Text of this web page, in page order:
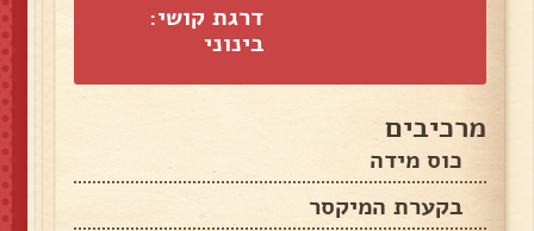
דרגת קושי:
בינוני
מרכיבים
כוס מידה
בקערת המיקסר